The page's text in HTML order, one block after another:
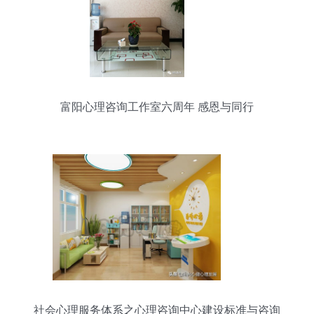
富阳心理咨询工作室六周年 感恩与同行
社会心理服务体系之心理咨询中心建设标准与咨询